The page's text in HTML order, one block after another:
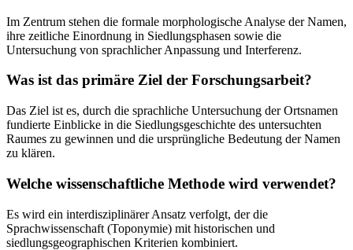
Im Zentrum stehen die formale morphologische Analyse der Namen,
ihre zeitliche Einordnung in Siedlungsphasen sowie die
Untersuchung von sprachlicher Anpassung und Interferenz.
Was ist das primäre Ziel der Forschungsarbeit?
Das Ziel ist es, durch die sprachliche Untersuchung der Ortsnamen
fundierte Einblicke in die Siedlungsgeschichte des untersuchten
Raumes zu gewinnen und die ursprüngliche Bedeutung der Namen
zu klären.
Welche wissenschaftliche Methode wird verwendet?
Es wird ein interdisziplinärer Ansatz verfolgt, der die
Sprachwissenschaft (Toponymie) mit historischen und
siedlungsgeographischen Kriterien kombiniert.